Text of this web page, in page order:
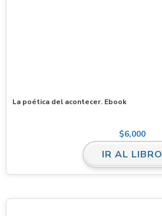
La poética del acontecer. Ebook
$6,000
IR AL LIBRO